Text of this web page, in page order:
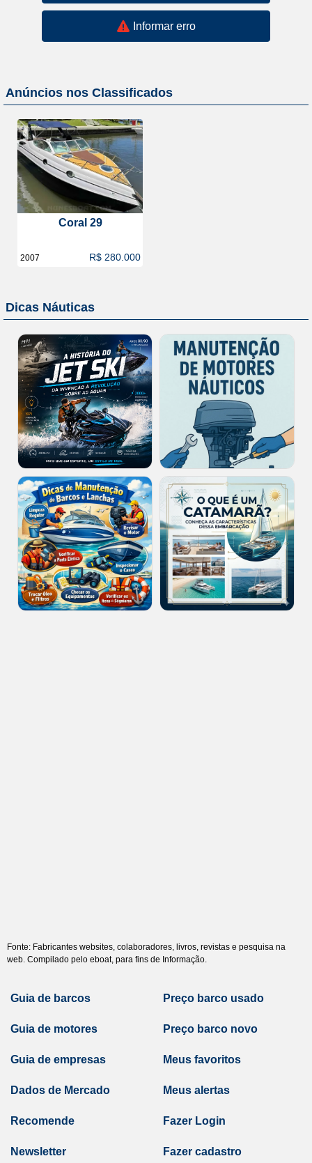
Informar erro
Anúncios nos Classificados
Coral 29
2007 R$ 280.000
Dicas Náuticas
Fonte: Fabricantes websites, colaboradores, livros, revistas e pesquisa na
web. Compilado pelo eboat, para fins de Informação.
Guia de barcos
Guia de motores
Guia de empresas
Dados de Mercado
Preço barco usado
Preço barco novo
Meus favoritos
Meus alertas
Recomende
Newsletter
Fazer Login
Fazer cadastro